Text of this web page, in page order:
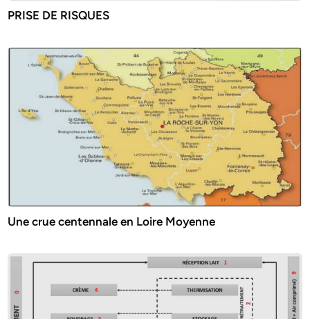
PRISE DE RISQUES
Une crue centennale en Loire Moyenne